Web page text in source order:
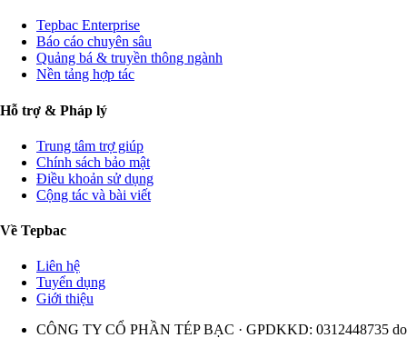
Tepbac Enterprise
Báo cáo chuyên sâu
Quảng bá & truyền thông ngành
Nền tảng hợp tác
Hỗ trợ & Pháp lý
Trung tâm trợ giúp
Chính sách bảo mật
Điều khoản sử dụng
Cộng tác và bài viết
Về Tepbac
Liên hệ
Tuyển dụng
Giới thiệu
CÔNG TY CỔ PHẦN TÉP BẠC · GPDKKD: 0312448735 do